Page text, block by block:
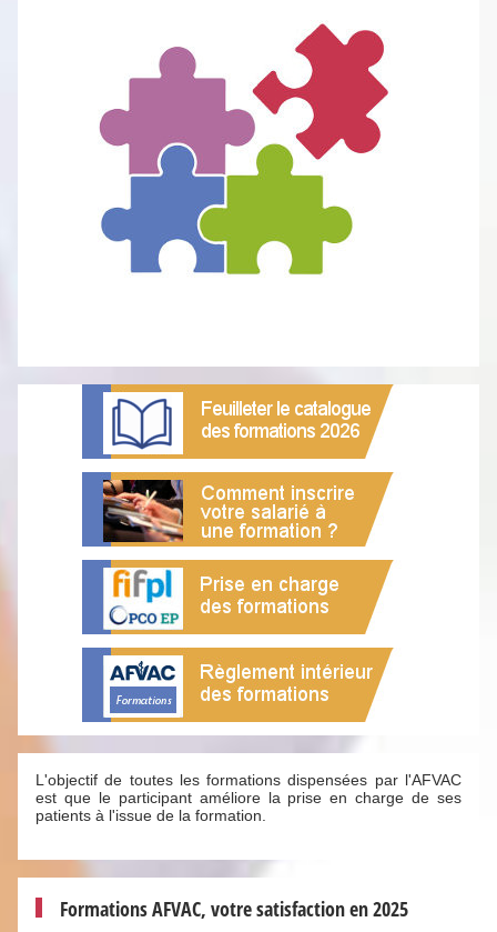
L'objectif de toutes les formations dispensées par l'AFVAC
est que le participant améliore la prise en charge de ses
patients à l'issue de la formation.
Formations AFVAC, votre satisfaction en 2025